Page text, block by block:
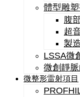
體型雕
腹
超
製
LSSA微
微創靜
微整形雷射項目